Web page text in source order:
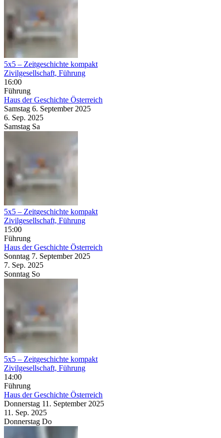
5x5 – Zeitgeschichte kompakt
Zivilgesellschaft, Führung
16:00
Führung
Haus der Geschichte Österreich
Samstag 6. September 2025
6. Sep. 2025
Samstag Sa
5x5 – Zeitgeschichte kompakt
Zivilgesellschaft, Führung
15:00
Führung
Haus der Geschichte Österreich
Sonntag 7. September 2025
7. Sep. 2025
Sonntag So
5x5 – Zeitgeschichte kompakt
Zivilgesellschaft, Führung
14:00
Führung
Haus der Geschichte Österreich
Donnerstag 11. September 2025
11. Sep. 2025
Donnerstag Do